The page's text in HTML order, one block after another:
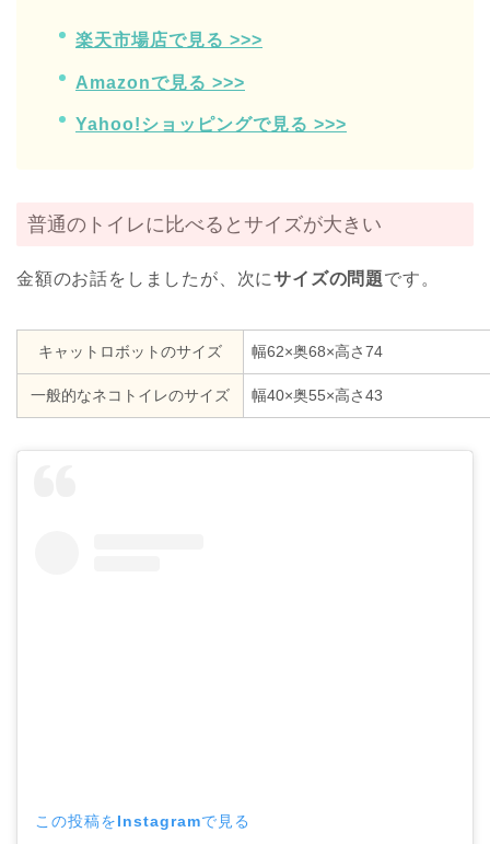
楽天市場店で見る >>>
Amazonで見る >>>
Yahoo!ショッピングで見る >>>
普通のトイレに比べるとサイズが大きい
金額のお話をしましたが、次にサイズの問題です。
キャットロボットのサイズ 幅62×奥68×高さ74
一般的なネコトイレのサイズ 幅40×奥55×高さ43
この投稿をInstagramで見る